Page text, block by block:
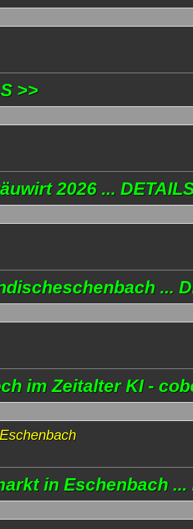
>>
2026 ...
...
im Zeitalter KI -
in Eschenbach ...